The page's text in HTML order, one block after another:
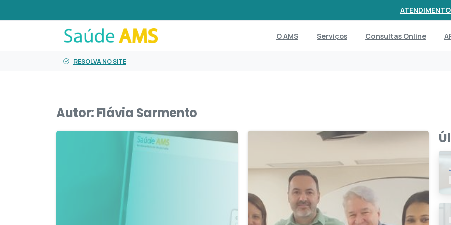
ATENDIMENTO
O AMS Serviços Consultas Online
RESOLVA NO SITE
Autor: Flávia Sarmento